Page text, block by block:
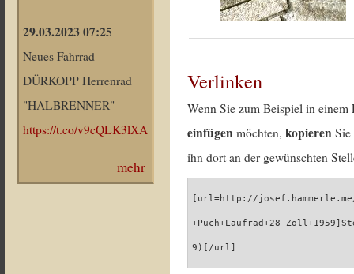
29.03.2023 07:25
Neues Fahrrad
DÜRKOPP Herrenrad
"HALBRENNER"
https://t.co/v9cQLK3lXA
mehr
Verlinken
Wenn Sie zum Beispiel in
einfügen möchten,kopieren
ihn dort an der gewünschten
[url=http://
+Puch+Laufrad+28-
9)[/url]